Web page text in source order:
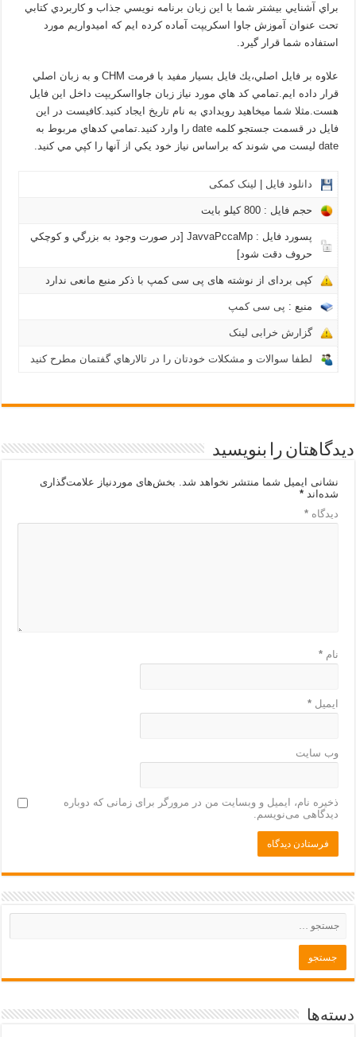
براي آشنايي بيشتر شما با اين زبان برنامه نويسي جذاب و كاربردي كتابي
تحت عنوان آموزش جاوا اسكريپت آماده كرده ايم كه اميدواريم مورد
استفاده شما قرار گيرد.
علاوه بر فايل اصلي،يك فايل بسيار مفيد با فرمت CHM و به زبان اصلي
قرار داده ايم.تمامي كد هاي مورد نياز زبان جاوااسكريپت داخل اين فايل
هست.مثلا شما ميخاهيد رويدادي به نام تاريخ ايجاد كنيد.كافيست در اين
فايل در قسمت جستجو كلمه date را وارد كنيد.تمامي كدهاي مربوط به
date ليست مي شوند كه براساس نياز خود يكي از آنها را كپي مي كنيد.
دانلود فایل | لینک کمکی
حجم فایل : 800 کیلو بايت
پسورد فایل : JavvaPccaMp [در صورت وجود به بزرگي و كوچكي
حروف دقت شود]
کپی بردای از نوشته های پی سی کمپ با ذکر منبع مانعی ندارد
منبع : پی سی کمپ
گزارش خرابی لینک
لطفا سوالات و مشکلات خودتان را در تالارهاي گفتمان مطرح کنید
دیدگاهتان را بنویسید
نشانی ایمیل شما منتشر نخواهد شد. بخش‌های موردنیاز علامت‌گذاری
شده‌اند*
دیدگاه*
نام*
ایمیل*
وب‌ سایت
ذخیره نام، ایمیل و وبسایت من در مرورگر برای زمانی که دوباره
دیدگاهی می‌نویسم.
دسته‌ها